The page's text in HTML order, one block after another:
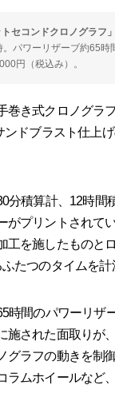
セコンドクロノグラフ」
パワーリザーブ約65時
円（税込み）。
き式クロノグラ
ドブラスト仕上
積算計、12時間
がプリントされて
を施したものと
たつのタイムを計
間のパワーリザ
施された面取りが
グラフの動きを制
ラムホイールなど